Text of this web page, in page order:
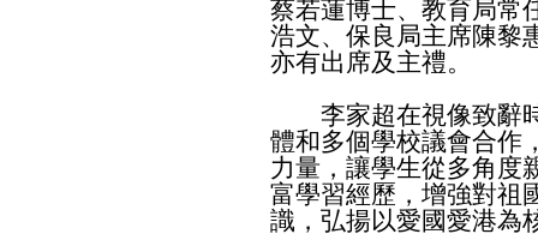
蔡若蓮博士、教育局常
浩文、保良局主席陳黎
亦有出席及主禮。
李家超在視像致辭時
體和多個學校議會合作
力量，讓學生從多角度
富學習經歷，增強對祖
識，弘揚以愛國愛港為